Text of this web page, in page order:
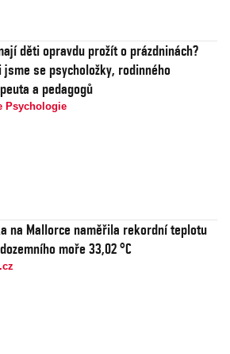
děti opravdu prožít o prázdninách?
jsme se psycholožky, rodinného
a pedagogů
Psychologie
na Mallorce naměřila rekordní teplotu
moře 33,02 °C